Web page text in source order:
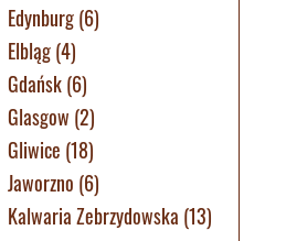
Edynburg(6)
Elbląg(4)
Gdańsk(6)
Glasgow (2)
Gliwice (18)
Jaworzno (6)
Kalwaria Zebrzydowska (13)